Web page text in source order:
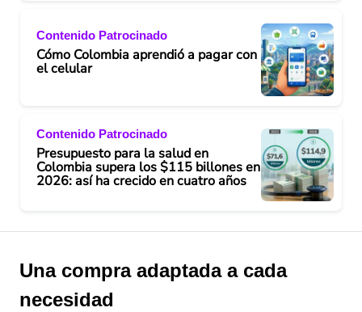
Contenido Patrocinado
Cómo Colombia aprendió a pagar con
el celular
Contenido Patrocinado
Presupuesto para la salud en
Colombia supera los $115 billones en
2026: así ha crecido en cuatro años
Una compra adaptada a cada
necesidad